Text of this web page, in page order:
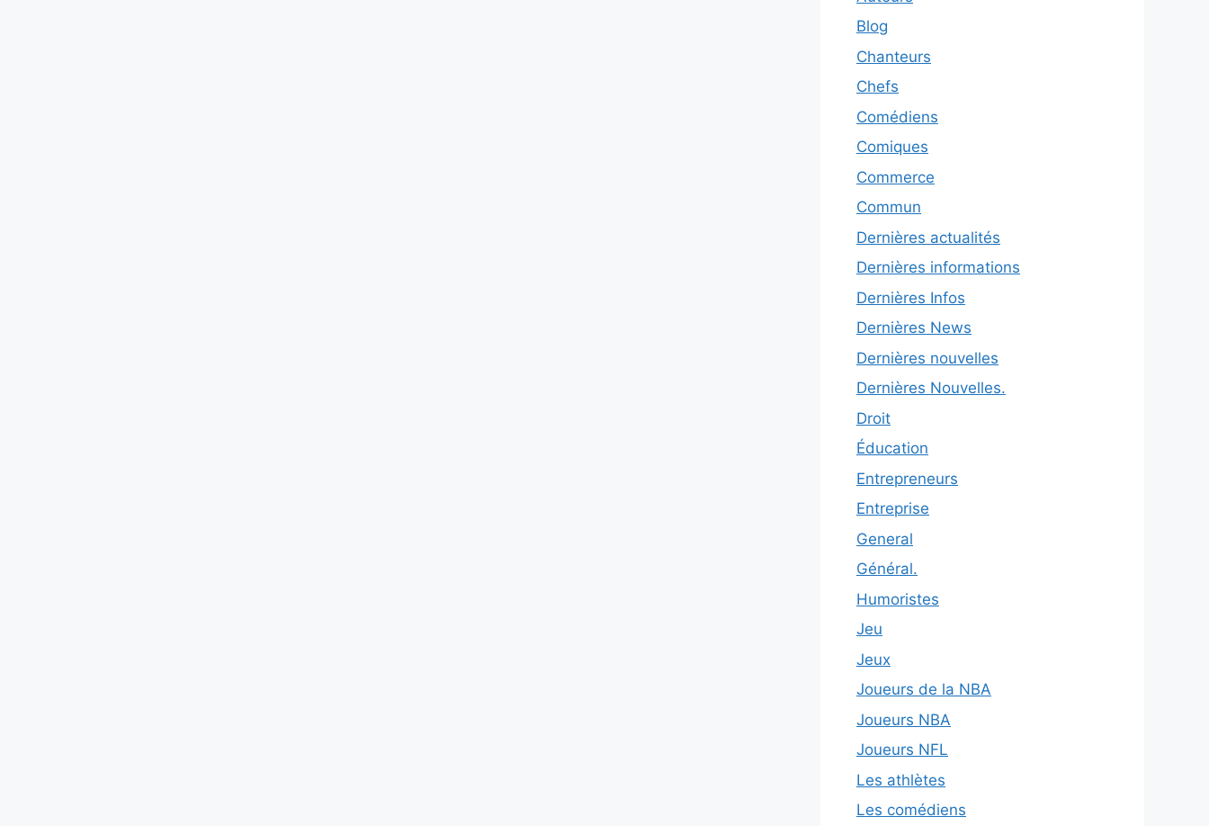
Blog
Chanteurs
Chefs
Comédiens
Comiques
Commerce
Commun
Dernières actualités
Dernières informations
Dernières Infos
Dernières News
Dernières nouvelles
Dernières Nouvelles.
Droit
Éducation
Entrepreneurs
Entreprise
General
Général.
Humoristes
Jeu
Jeux
Joueurs de la NBA
Joueurs NBA
Joueurs NFL
Les athlètes
Les comédiens